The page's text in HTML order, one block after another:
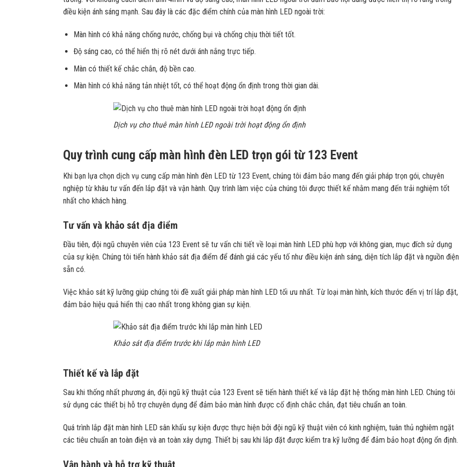
điều kiện ánh sáng mạnh. Sau đây là các đặc điểm chính của màn hình LED ngoài trời:
Màn hình có khả năng chống nước, chống bụi và chống chịu thời tiết tốt.
Độ sáng cao, có thể hiển thị rõ nét dưới ánh nắng trực tiếp.
Màn có thiết kế chắc chắn, độ bền cao.
Màn hình có khả năng tản nhiệt tốt, có thể hoạt động ổn định trong thời gian dài.
Dịch vụ cho thuê màn hình LED ngoài trời hoạt động ổn định
Quy trình cung cấp màn hình đèn LED trọn gói từ 123 Event
Khi bạn lựa chọn dịch vụ cung cấp màn hình đèn LED từ 123 Event, chúng tôi đảm bảo mang đến giải pháp trọn gói, chuyên
nghiệp từ khâu tư vấn đến lắp đặt và vận hành. Quy trình làm việc của chúng tôi được thiết kế nhằm mang đến trải nghiệm tốt
nhất cho khách hàng.
Tư vấn và khảo sát địa điểm
Đầu tiên, đội ngũ chuyên viên của 123 Event sẽ tư vấn chi tiết về loại màn hình LED phù hợp với không gian, mục đích sử dụng
của sự kiện. Chúng tôi tiến hành khảo sát địa điểm để đánh giá các yếu tố như điều kiện ánh sáng, diện tích lắp đặt và nguồn điện
sẵn có.
Việc khảo sát kỹ lưỡng giúp chúng tôi đề xuất giải pháp màn hình LED tối ưu nhất. Từ loại màn hình, kích thước đến vị trí lắp đặt,
đảm bảo hiệu quả hiển thị cao nhất trong không gian sự kiện.
Khảo sát địa điểm trước khi lắp màn hình LED
Thiết kế và lắp đặt
Sau khi thống nhất phương án, đội ngũ kỹ thuật của 123 Event sẽ tiến hành thiết kế và lắp đặt hệ thống màn hình LED. Chúng tôi
sử dụng các thiết bị hỗ trợ chuyên dụng để đảm bảo màn hình được cố định chắc chắn, đạt tiêu chuẩn an toàn.
Quá trình lắp đặt màn hình LED sân khấu sự kiện được thực hiện bởi đội ngũ kỹ thuật viên có kinh nghiệm, tuân thủ nghiêm ngặt
các tiêu chuẩn an toàn điện và an toàn xây dựng. Thiết bị sau khi lắp đặt được kiểm tra kỹ lưỡng để đảm bảo hoạt động ổn định.
Vận hành và hỗ trợ kỹ thuật